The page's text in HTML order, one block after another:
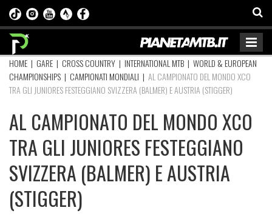
HOME | GARE | CROSS COUNTRY | INTERNATIONAL MTB | WORLD & EUROPEAN
CHAMPIONSHIPS | CAMPIONATI MONDIALI | AL CAMPIONATO DEL MONDO XCO
TRA GLI JUNIORES FESTEGGIANO SVIZZERA (BALMER) E AUSTRIA (STIGGER)
AL CAMPIONATO DEL MONDO XCO
TRA GLI JUNIORES FESTEGGIANO
SVIZZERA (BALMER) E AUSTRIA
(STIGGER)